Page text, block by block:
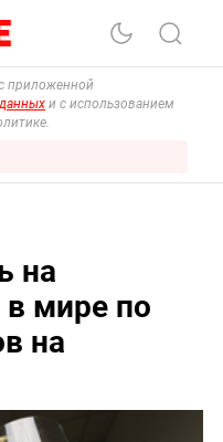
приложенной
и с использованием
на
мире по
на